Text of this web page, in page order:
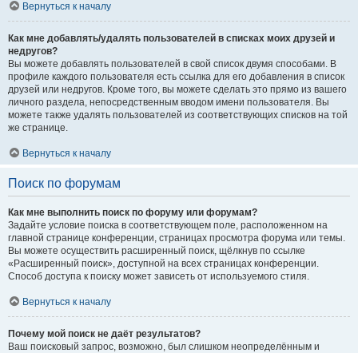
Вернуться к началу
Как мне добавлять/удалять пользователей в списках моих друзей и
недругов?
Вы можете добавлять пользователей в свой список двумя способами. В
профиле каждого пользователя есть ссылка для его добавления в список
друзей или недругов. Кроме того, вы можете сделать это прямо из вашего
личного раздела, непосредственным вводом имени пользователя. Вы
можете также удалять пользователей из соответствующих списков на той
же странице.
Вернуться к началу
Поиск по форумам
Как мне выполнить поиск по форуму или форумам?
Задайте условие поиска в соответствующем поле, расположенном на
главной странице конференции, страницах просмотра форума или темы.
Вы можете осуществить расширенный поиск, щёлкнув по ссылке
«Расширенный поиск», доступной на всех страницах конференции.
Способ доступа к поиску может зависеть от используемого стиля.
Вернуться к началу
Почему мой поиск не даёт результатов?
Ваш поисковый запрос, возможно, был слишком неопределённым и